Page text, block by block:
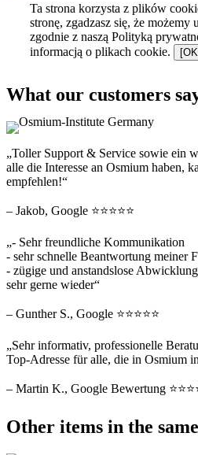
Ta strona korzysta z plików
stronę, zgadzasz się, że
zgodnie z naszą Polityką
informacją o plikach cookie.
What our customers
„Toller Support & Service sowie ein
alle die Interesse an Osmium haben,
empfehlen!“
– Jakob, Google ⭐⭐⭐⭐⭐
„- Sehr freundliche Kommunikation
- sehr schnelle Beantwortung meiner
- zügige und anstandslose
sehr gerne wieder“
– Gunther S., Google ⭐⭐⭐⭐⭐
„Sehr informativ, professionelle
Top-Adresse für alle, die in Osmium
– Martin K., Google Bewertung
Other items in the